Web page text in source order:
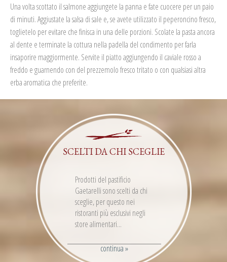
Una volta scottato il salmone aggiungete la panna e fate cuocere per un paio
di minuti. Aggiustate la salsa di sale e, se avete utilizzato il peperoncino fresco,
toglietelo per evitare che finisca in una delle porzioni. Scolate la pasta ancora
al dente e terminate la cottura nella padella del condimento per farla
insaporire maggiormente. Servite il piatto aggiungendo il caviale rosso a
freddo e guarnendo con del prezzemolo fresco tritato o con qualsiasi altra
erba aromatica che preferite.
SCELTI DA CHI SCEGLIE
Prodotti del pastificio
Gaetarelli sono scelti da chi
sceglie, per questo nei
ristoranti più esclusivi negli
store alimentari...
continua »